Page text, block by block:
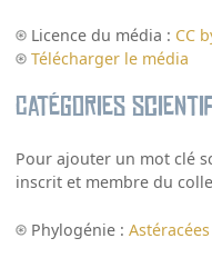
Licence du média : CC
Télécharger le média
Catégories
Pour ajouter un mot clé
inscrit et membre du
Phylogénie :Astéracées